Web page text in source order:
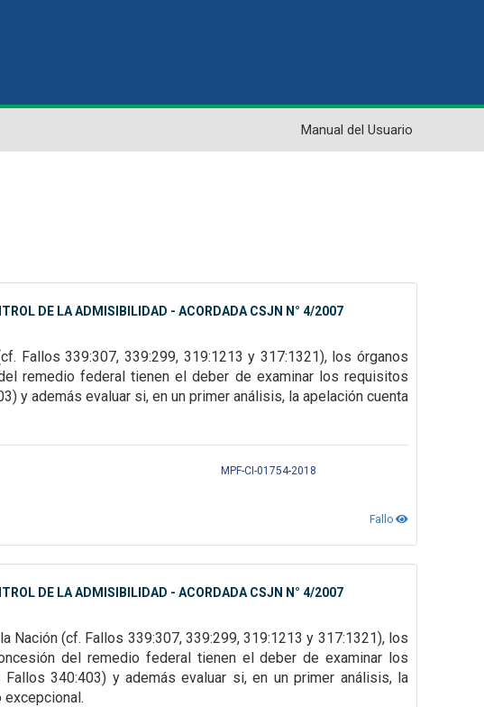
Manual del Usuario
DE LA ADMISIBILIDAD - ACORDADA CSJN N° 4/2007
Fallos 339:307, 339:299, 319:1213 y 317:1321), los órganos
remedio federal tienen el deber de examinar los requisitos
y además evaluar si, en un primer análisis, la apelación cuenta
MPF-CI-01754-2018
Fallo
DE LA ADMISIBILIDAD - ACORDADA CSJN N° 4/2007
Nación (cf. Fallos 339:307, 339:299, 319:1213 y 317:1321), los
del remedio federal tienen el deber de examinar los
340:403) y además evaluar si, en un primer análisis, la
excepcional.